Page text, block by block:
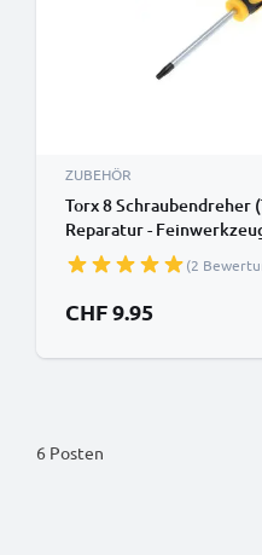
ZUBEHÖR
Torx 8 Schraubendreher
Reparatur -
Torx T8
(2
CHF 9.95
6 Posten